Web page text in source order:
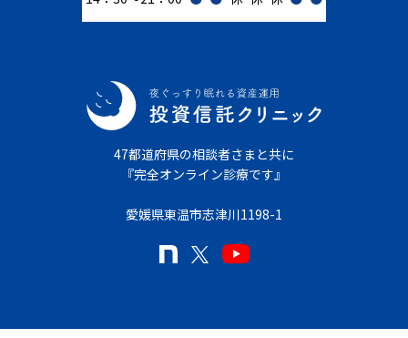
47都道府県の相談者さまと共に
『完全オンライン診療です』
愛媛県東温市志津川1198-1